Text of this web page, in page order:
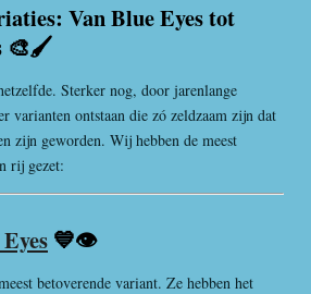
Van Blue Eyes tot
🎨🖌️
Sterker nog, door jarenlange
varianten ontstaan die zó zeldzaam zijn dat
zijn geworden. Wij hebben de meest
rij gezet:
💙👁️
betoverende variant. Ze hebben het